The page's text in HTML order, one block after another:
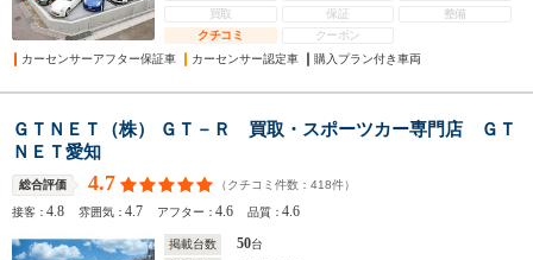
買取
保証
整備
クチコミ
クーポン
カーセンサーアフター保証車
カーセンサー認定車 購入プラン付き車両
ＧＴＮＥＴ（株） ＧＴ－Ｒ 買取・スポーツカー専門店 ＧＴ
ＮＥＴ愛知
総合評価 4.7 （クチコミ件数： 418件）
接客：4.8 雰囲気：4.7 アフター：4.6 品質：4.6
掲載台数 50台